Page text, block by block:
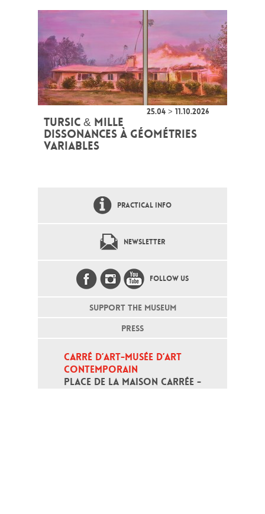
25.04 > 11.10.2026
TURSIC & MILLE
DISSONANCES À GÉOMÉTRIES
VARIABLES
PRACTICAL INFO
NEWSLETTER
FOLLOW US
SUPPORT THE MUSEUM
PRESS
CARRÉ D’ART-MUSÉE D’ART
CONTEMPORAIN
PLACE DE LA MAISON CARRÉE -